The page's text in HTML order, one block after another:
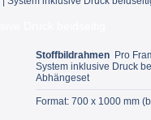
Stoffbildrahmen Pro
System inklusive Druck
Abhängeset
Format: 700 x 1000 mm